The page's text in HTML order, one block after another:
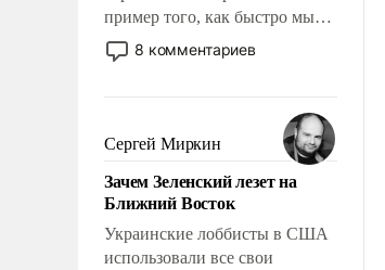
пример того, как быстро мы
двигаемся по пути
революционных изменений.
псевдонаучной фантастики,
стало всерьез обсуждаемой
идеей.
8 комментариев
Сергей Миркин
Зачем Зеленский лезет на
Ближний Восток
Украинские лоббисты в США
использовали все свои